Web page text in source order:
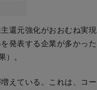
還元強化がおおむね実現
発表する企業が多かった
。
えている。これは、コー